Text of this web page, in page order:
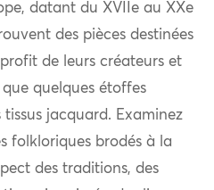
datant du XVIIe au XXe
des pièces destinées
de leurs créateurs et
quelques étoffes
tissus jacquard. Examinez
folkloriques brodés à la
des traditions, des